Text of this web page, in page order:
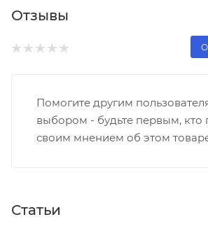
Отзывы
Помогите другим
выбором - будьте первым, кто
своим мнением об этом
Статьи